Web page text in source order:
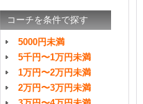
コーチを条件で探す
5000円未満
5千円〜1万円未満
1万円〜2万円未満
2万円〜3万円未満